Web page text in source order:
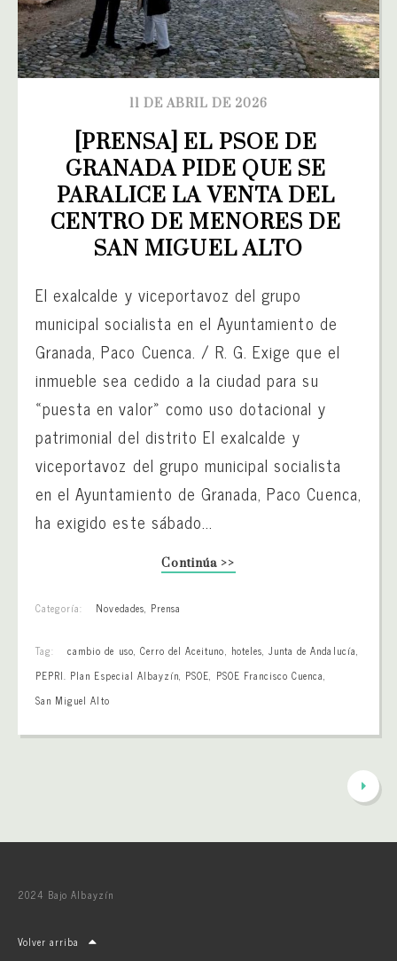
11 DE ABRIL DE 2026
[PRENSA] EL PSOE DE
GRANADA PIDE QUE SE
PARALICE LA VENTA DEL
CENTRO DE MENORES DE
SAN MIGUEL ALTO
El exalcalde y viceportavoz del grupo
municipal socialista en el Ayuntamiento de
Granada, Paco Cuenca. / R. G. Exige que el
inmueble sea cedido a la ciudad para su
«puesta en valor» como uso dotacional y
patrimonial del distrito El exalcalde y
viceportavoz del grupo municipal socialista
en el Ayuntamiento de Granada, Paco Cuenca,
ha exigido este sábado...
Continúa >>
Categoría: Novedades, Prensa
Tag: cambio de uso, Cerro del Aceituno, hoteles, Junta de Andalucía,
PEPRI. Plan Especial Albayzín, PSOE, PSOE Francisco Cuenca,
San Miguel Alto
2024 Bajo Albayzín
Volver arriba